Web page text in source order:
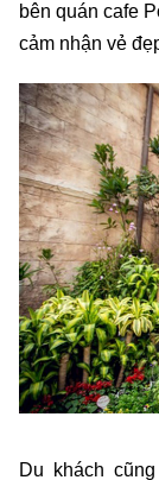
bên quán cafe
cảm nhận vẻ
Du khách